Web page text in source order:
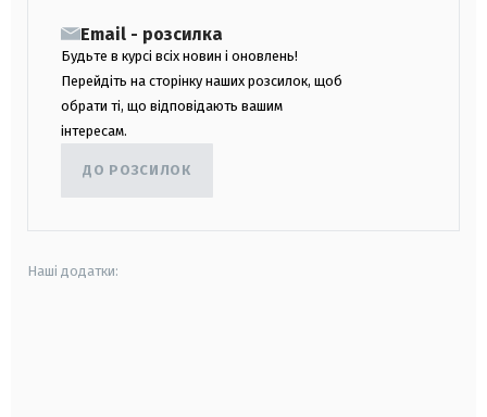
Email - розсилка
Будьте в курсі всіх новин і оновлень!
Перейдіть на сторінку наших розсилок, щоб
обрати ті, що відповідають вашим
інтересам.
ДО РОЗСИЛОК
Наші додатки: